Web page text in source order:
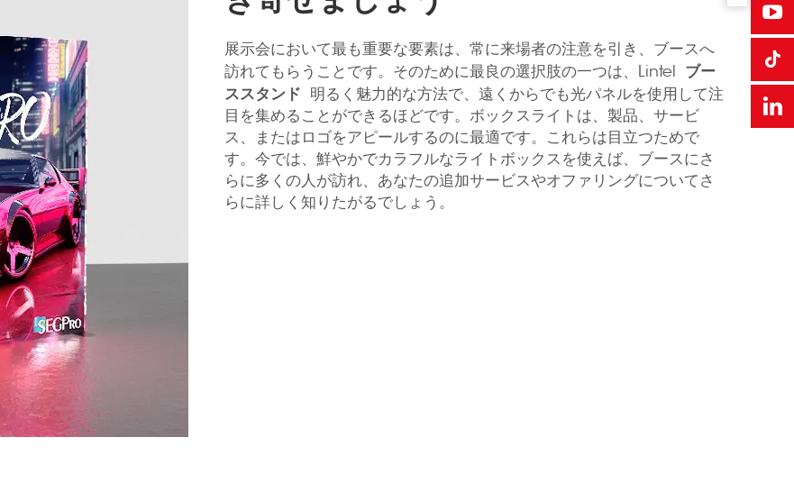
展示会において最も重要な要素は、常に来場者の注意を引き、ブースへ
訪れてもらうことです。そのために最良の選択肢の一つは、Lintel
ブー
ススタンド 明るく魅力的な方法で、遠くからでも光パネルを使用して注
目を集めることができるほどです。ボックスライトは、製品、サービ
ス、またはロゴをアピールするのに最適です。これらは目立つためで
す。今では、鮮やかでカラフルなライトボックスを使えば、ブースにさ
らに多くの人が訪れ、あなたの追加サービスやオファリングについてさ
らに詳しく知りたがるでしょう。